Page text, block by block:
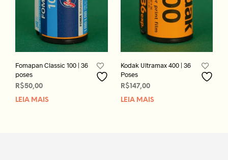
Fomapan Classic 100 | 36
poses
R$50,00
LEIA MAIS
Kodak Ultramax 400 | 36
Poses
R$ 147,00
LEIA MAIS